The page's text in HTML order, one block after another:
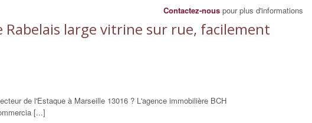
Contactez-nous pour plus d'informations
Rabelais large vitrine sur rue, facilement
de l'Estaque à Marseille 13016 ? L'agence immobilière BCH
[...]